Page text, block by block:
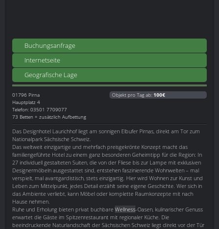
Buchungsanfrage
Internetseite
Geografische Lage
01796 Pirna
Hauptplatz 4
Telefon: 03501 7709077
73 Betten + zusätzlich Aufbettung
Objekt pro Tag ab: 100€
Das Designhotel Laurichhof liegt am sonnigen Elbufer Pirnas, direkt am Tor zum
Nationalpark Sächsische Schweiz.
Das weltweit einzigartige und mehrfach preisgekrönte Konzept macht das
familiengeführte Hotel zu einem ganz besonderen Geheimtipp für die Region: In
27 individuell gestalteten Suiten, die von der Fliese bis zur Lampe mit exklusiven
Designermöbeln ausgestattet sind, entstehen faszinierende Wohnwelten – mal
verspielt, mal avantgardistisch, stets einzigartig. Hier wird Wohnen zur Kunst und
Leben zum Mittelpunkt, jedes Detail erzählt seine eigene Geschichte. Wer sich in
das Ambiente verliebt, kann Möbel oder komplette Raumkonzepte mit nach
Hause nehmen.
Ruhe und Erholung bieten privat buchbare Wellness-Oasen, kulinarischer Genuss
erwartet die Gäste im Spitzenrestaurant mit regionaler Küche. Die
beeindruckende Naturlandschaft der Sächsischen Schweiz liegt direkt vor der Tür